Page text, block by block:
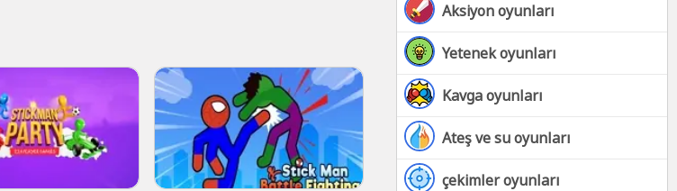
Aksiyon oyunları
Yetenek oyunları
Kavga oyunları
Ateş ve su oyunları
çekimler oyunları